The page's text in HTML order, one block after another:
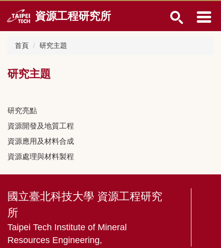
到
區
資源工程研究所
首頁 研究主題
研究主題
研究亮點
資源開發及地質工程
資源應用及材料合成
資源處理與材料製程
國立臺北科技大學 資源工程研究
所
Taipei Tech Institute of Mineral
Resources Engineering,